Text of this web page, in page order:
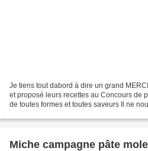
Je tiens tout dabord à dire un grand
et proposé leurs recettes au Concours de
de toutes formes et toutes saveurs Il ne
Miche campagne pâte